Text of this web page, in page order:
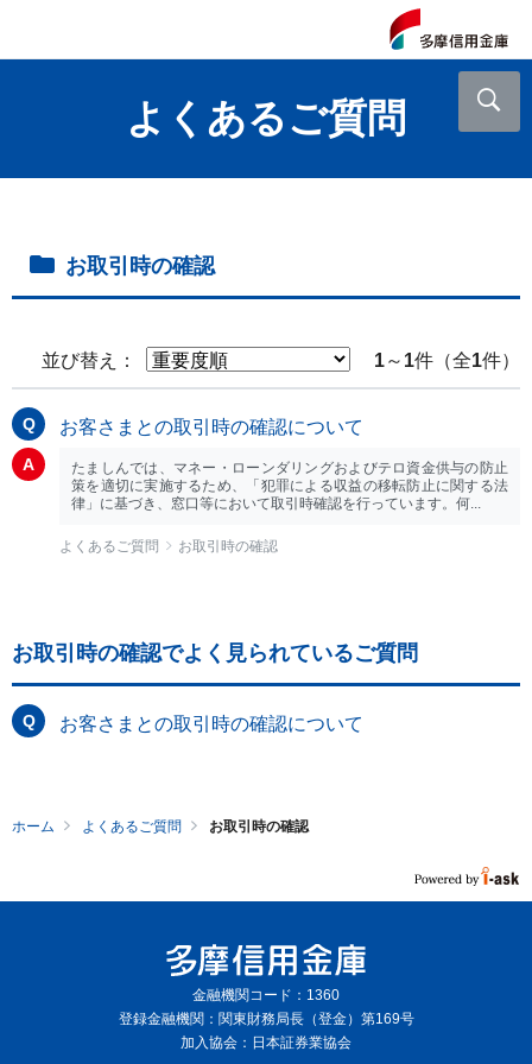
よくあるご質問
お取引時の確認
並び替え： 1～ 1件（全1件）
お客さまとの取引時の確認について
たましんでは、マネー・ローンダリングおよびテロ資金供与の防止
策を適切に実施するため、「犯罪による収益の移転防止に関する法
律」に基づき、窓口等において取引時確認を行っています。何...
よくあるご質問 お取引時の確認
お取引時の確認でよく見られているご質問
お客さまとの取引時の確認について
ホーム よくあるご質問 お取引時の確認
金融機関コード：1360
登録金融機関：関東財務局長（登金）第169号
加入協会：日本証券業協会